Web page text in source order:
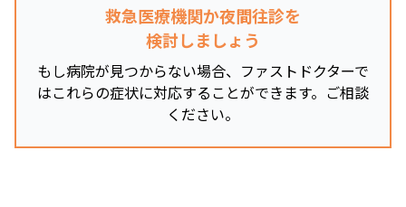
救急医療機関か夜間往診を
検討しましょう
もし病院が見つからない場合、ファストドクターで
はこれらの症状に対応することができます。ご相談
ください。